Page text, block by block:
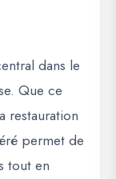
dans le
Que ce
restauration
permet de
tout en